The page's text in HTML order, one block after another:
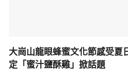
大崗山龍眼蜂蜜文化節感受
定「蜜汁鹽酥雞」掀話題